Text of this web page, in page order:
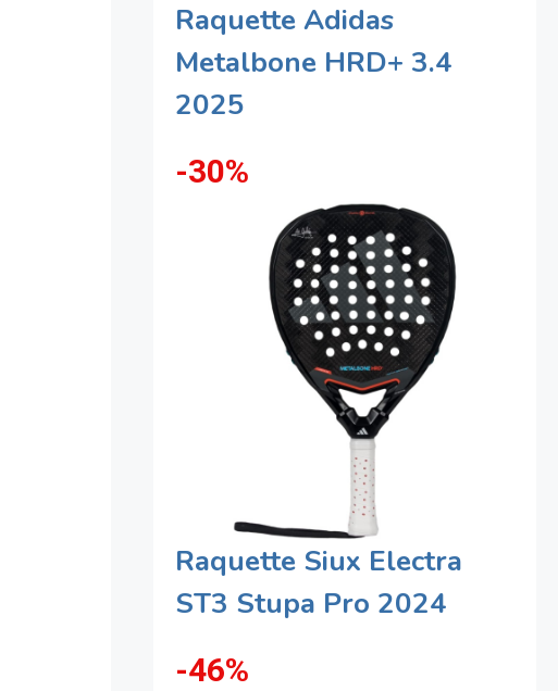
Raquette Adidas
Metalbone HRD+ 3.4
2025
-30%
Raquette Siux Electra
ST3 Stupa Pro 2024
-46%